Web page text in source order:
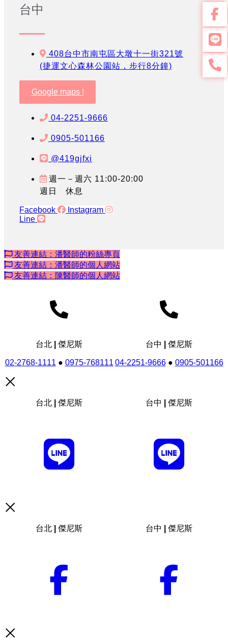
台中
408台中市南屯區大墩十一街321號
(捷運文心森林公園站，步行8分鐘)
Google maps !
04-2251-9666
0905-501166
@419gjfxi
週一－週六 11:00-20:00
週日 休息
Facebook
Instagram
Line
友善連結：潘醫師的粉絲專頁
友善連結：潘醫師的個人網站
友善連結：陳醫師的個人網站
台北 | 傑尼斯
02-2768-1111 ● 0975-768111
台中 | 傑尼斯
04-2251-9666● 0905-501166
台北 | 傑尼斯 台中 | 傑尼斯
台北 | 傑尼斯 台中 | 傑尼斯